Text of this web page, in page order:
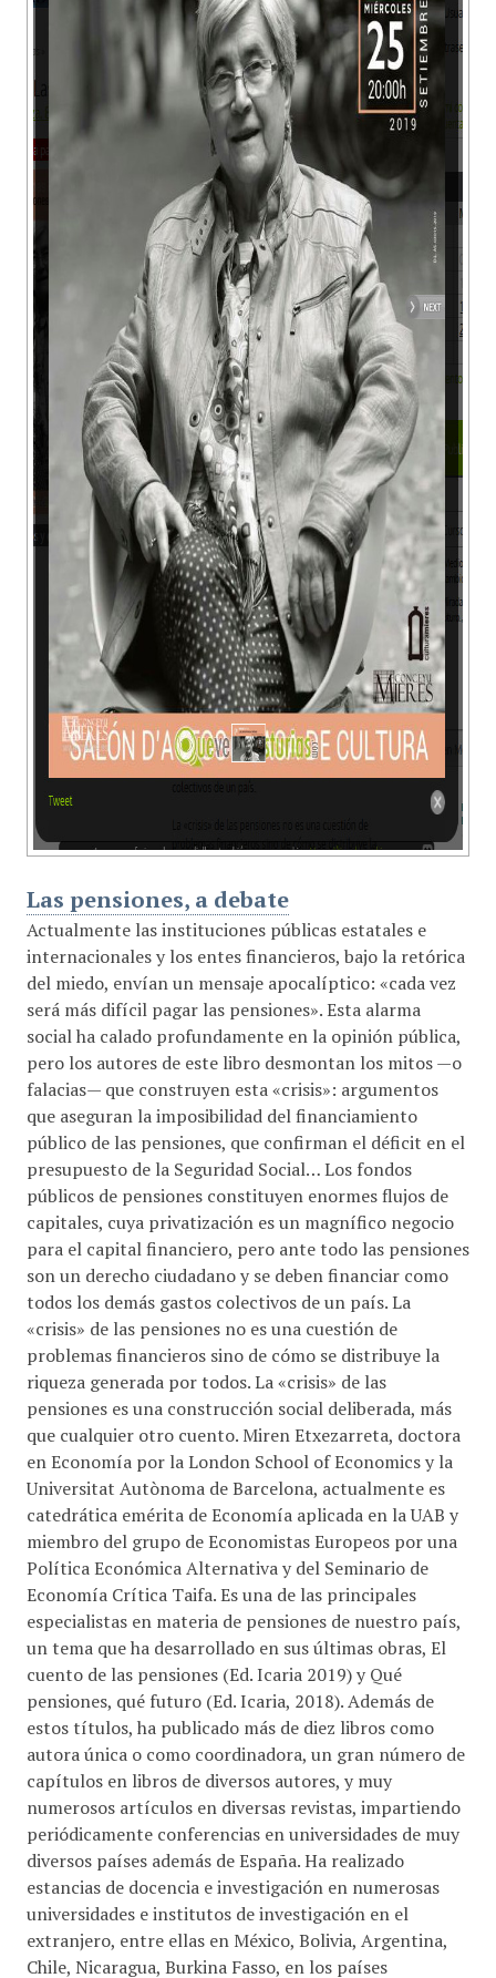
Las pensiones, a debate
Actualmente las instituciones públicas estatales e
internacionales y los entes financieros, bajo la retórica
del miedo, envían un mensaje apocalíptico: «cada vez
será más difícil pagar las pensiones». Esta alarma
social ha calado profundamente en la opinión pública,
pero los autores de este libro desmontan los mitos —o
falacias— que construyen esta «crisis»: argumentos
que aseguran la imposibilidad del financiamiento
público de las pensiones, que confirman el déficit en el
presupuesto de la Seguridad Social… Los fondos
públicos de pensiones constituyen enormes flujos de
capitales, cuya privatización es un magnífico negocio
para el capital financiero, pero ante todo las pensiones
son un derecho ciudadano y se deben financiar como
todos los demás gastos colectivos de un país. La
«crisis» de las pensiones no es una cuestión de
problemas financieros sino de cómo se distribuye la
riqueza generada por todos. La «crisis» de las
pensiones es una construcción social deliberada, más
que cualquier otro cuento. Miren Etxezarreta, doctora
en Economía por la London School of Economics y la
Universitat Autònoma de Barcelona, actualmente es
catedrática emérita de Economía aplicada en la UAB y
miembro del grupo de Economistas Europeos por una
Política Económica Alternativa y del Seminario de
Economía Crítica Taifa. Es una de las principales
especialistas en materia de pensiones de nuestro país,
un tema que ha desarrollado en sus últimas obras, El
cuento de las pensiones (Ed. Icaria 2019) y Qué
pensiones, qué futuro (Ed. Icaria, 2018). Además de
estos títulos, ha publicado más de diez libros como
autora única o como coordinadora, un gran número de
capítulos en libros de diversos autores, y muy
numerosos artículos en diversas revistas, impartiendo
periódicamente conferencias en universidades de muy
diversos países además de España. Ha realizado
estancias de docencia e investigación en numerosas
universidades e institutos de investigación en el
extranjero, entre ellas en México, Bolivia, Argentina,
Chile, Nicaragua, Burkina Fasso, en los países